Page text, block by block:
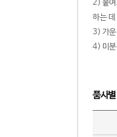
2) 붙여
하는
3) 가운
4) 미분
품사